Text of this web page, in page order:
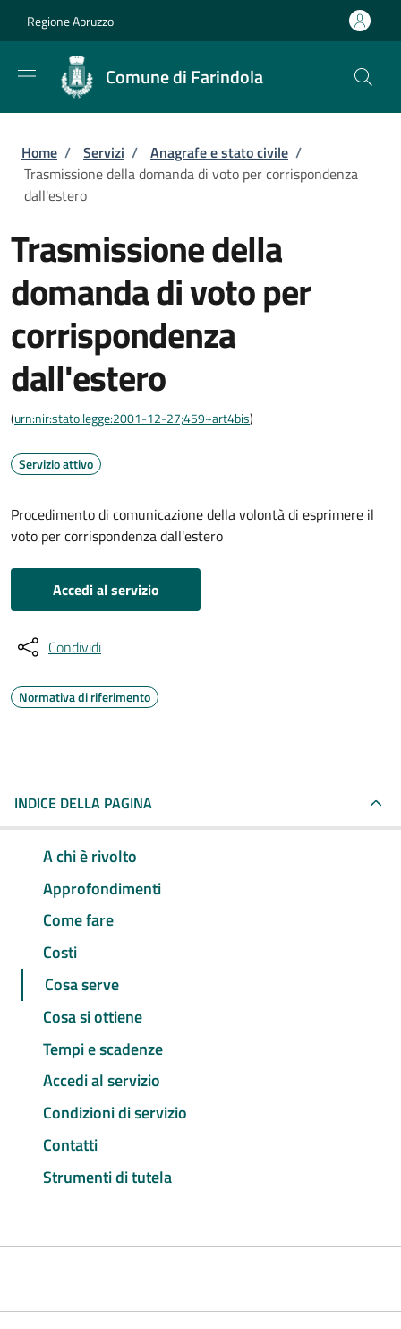
Regione Abruzzo
Comune di Farindola
Briciole di pane
Home / Servizi / Anagrafe e stato civile /
Trasmissione della domanda di voto per corrispondenza
dall'estero
Trasmissione della
domanda di voto per
corrispondenza
dall'estero
(urn:nir:stato:legge:2001-12-27;459~art4bis)
Servizio attivo
Procedimento di comunicazione della volontà di esprimere il
voto per corrispondenza dall'estero
Accedi al servizio
Condividi
Normativa di riferimento
INDICE DELLA PAGINA
A chi è rivolto
Approfondimenti
Come fare
Costi
Cosa serve
Cosa si ottiene
Tempi e scadenze
Accedi al servizio
Condizioni di servizio
Contatti
Strumenti di tutela